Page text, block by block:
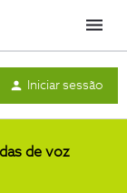
Menu
Iniciar sessão
de voz